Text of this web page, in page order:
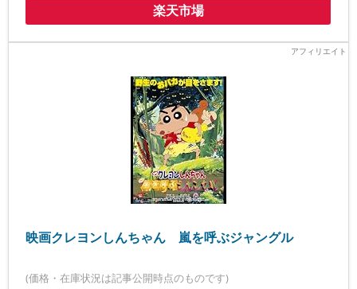
楽天市場
映画クレヨンしんちゃん 嵐を呼ぶジャングル
(価格・在庫状況は記事公開時点のものです)